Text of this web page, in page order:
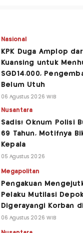
Nasional
KPK Duga Amplop
Kuansing untuk
SGD14.000,
Belum Utuh
06 Agustus 2026 WIB
Nusantara
Sadis! Oknum Polisi
69 Tahun, Motifnya
Kepala
05 Agustus 2026
Megapolitan
Pengakuan
Pelaku Mutilasi
Digerayangi Korban
06 Agustus 2026 WIB